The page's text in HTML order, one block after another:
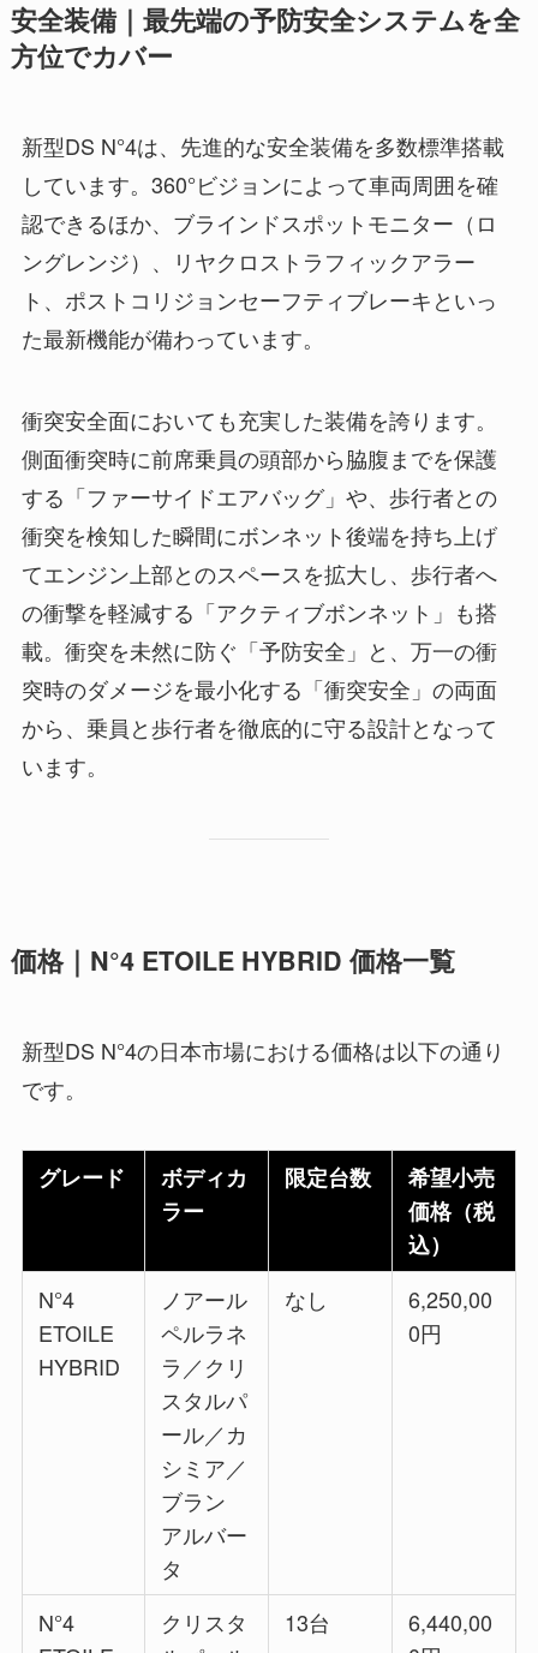
安全装備｜最先端の予防安全システムを全
方位でカバー
新型DS N°4は、先進的な安全装備を多数標準搭載
しています。360°ビジョンによって車両周囲を確
認できるほか、ブラインドスポットモニター（ロ
ングレンジ）、リヤクロストラフィックアラー
ト、ポストコリジョンセーフティブレーキといっ
た最新機能が備わっています。
衝突安全面においても充実した装備を誇ります。
側面衝突時に前席乗員の頭部から脇腹までを保護
する「ファーサイドエアバッグ」や、歩行者との
衝突を検知した瞬間にボンネット後端を持ち上げ
てエンジン上部とのスペースを拡大し、歩行者へ
の衝撃を軽減する「アクティブボンネット」も搭
載。衝突を未然に防ぐ「予防安全」と、万一の衝
突時のダメージを最小化する「衝突安全」の両面
から、乗員と歩行者を徹底的に守る設計となって
います。
価格｜N°4 ETOILE HYBRID 価格一覧
新型DS N°4の日本市場における価格は以下の通り
です。
グレード
ボディカ
ラー
限定台数
希望小売
価格（税
込）
N°4
ETOILE
HYBRID
ノアール
ペルラネ
ラ／クリ
スタルパ
ール／カ
シミア／
ブラン
アルバー
タ
なし
6,250,00
0円
N°4
クリスタ
13台
6,440,00